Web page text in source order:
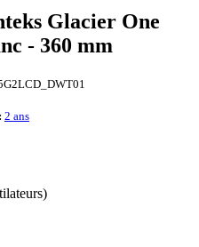
Glacier One
- 360 mm
2 ans